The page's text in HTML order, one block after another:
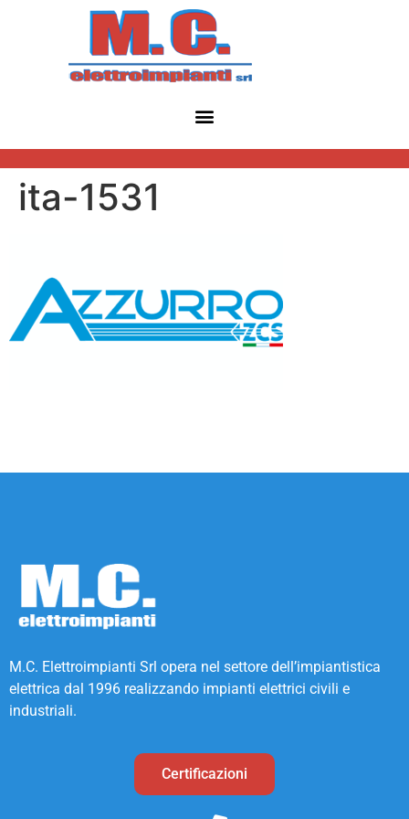
ita-1531
M.C. Elettroimpianti Srl opera nel settore dell’impiantistica
elettrica dal 1996 realizzando impianti elettrici civili e
industriali.
Certificazioni